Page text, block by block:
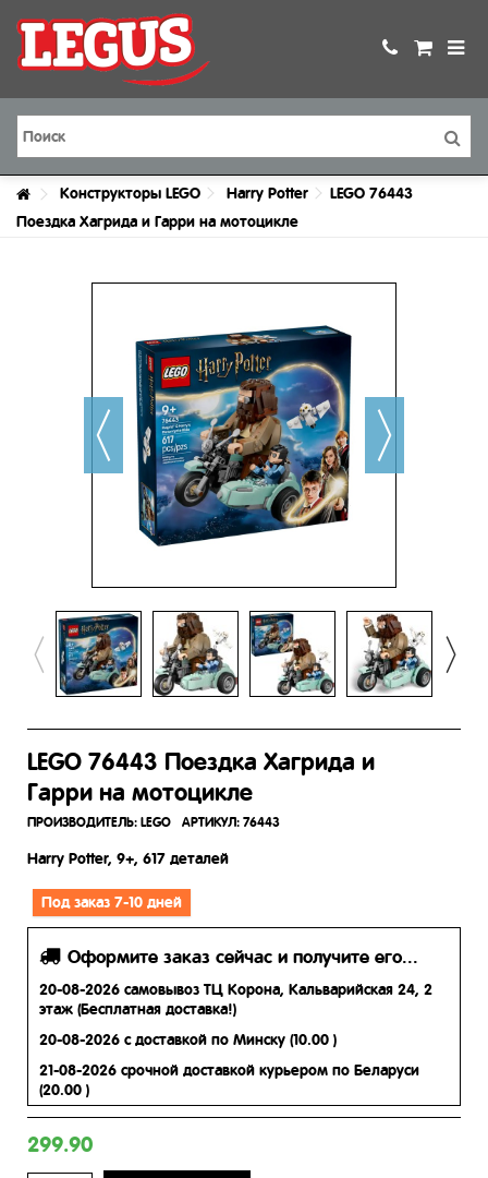
Конструкторы LEGO Harry Potter
LEGO 76443
Поездка Хагрида и Гарри на мотоцикле
LEGO 76443 Поездка Хагрида и
Гарри на мотоцикле
ПРОИЗВОДИТЕЛЬ: LEGO АРТИКУЛ: 76443
Harry Potter, 9+, 617 деталей
Под заказ 7-10 дней
Оформите заказ сейчас и получите его...
20-08-2026 самовывоз ТЦ Корона, Кальварийская 24, 2
этаж (Бесплатная доставка!)
20-08-2026 с доставкой по Минску (10.00 )
21-08-2026 срочной доставкой курьером по Беларуси
(20.00 )
299.90